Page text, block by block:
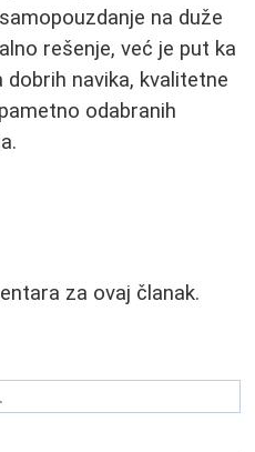
na duže
rešenje, već je put ka
navika, kvalitetne
odabranih
za ovaj članak.